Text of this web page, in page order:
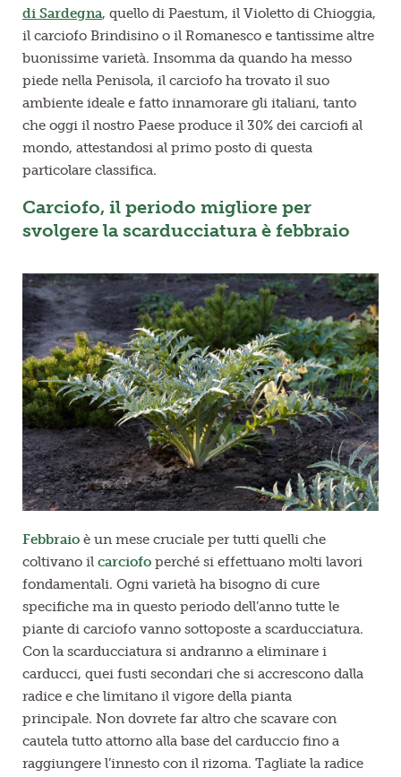
di Sardegna, quello di Paestum, il Violetto di Chioggia,
il carciofo Brindisino o il Romanesco e tantissime altre
buonissime varietà. Insomma da quando ha messo
piede nella Penisola, il carciofo ha trovato il suo
ambiente ideale e fatto innamorare gli italiani, tanto
che oggi il nostro Paese produce il 30% dei carciofi al
mondo, attestandosi al primo posto di questa
particolare classifica.
Carciofo, il periodo migliore per
svolgere la scarducciatura è febbraio
Febbraio è un mese cruciale per tutti quelli che
coltivano il carciofo perché si effettuano molti lavori
fondamentali. Ogni varietà ha bisogno di cure
specifiche ma in questo periodo dell’anno tutte le
piante di carciofo vanno sottoposte a scarducciatura.
Con la scarducciatura si andranno a eliminare i
carducci, quei fusti secondari che si accrescono dalla
radice e che limitano il vigore della pianta
principale. Non dovrete far altro che scavare con
cautela tutto attorno alla base del carduccio fino a
raggiungere l’innesto con il rizoma. Tagliate la radice